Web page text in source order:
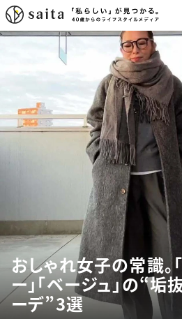
おしゃれ女子の常識。
ー」「ベージュ」の“垢
ーデ”3選